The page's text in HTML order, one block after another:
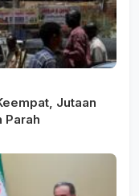
Jutaan
Parah